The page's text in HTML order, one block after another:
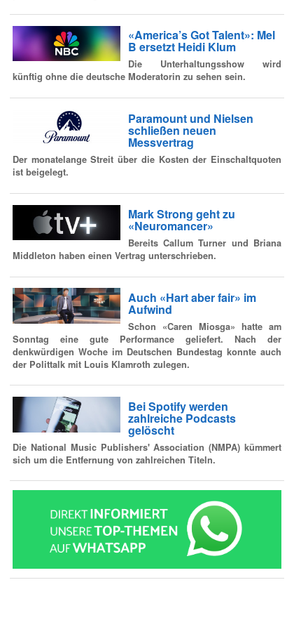
«America’s Got Talent»: Mel
B ersetzt Heidi Klum
Die Unterhaltungsshow wird
künftig ohne die deutsche Moderatorin zu sehen sein.
Paramount und Nielsen
schließen neuen
Messvertrag
Der monatelange Streit über die Kosten der Einschaltquoten
ist beigelegt.
Mark Strong geht zu
«Neuromancer»
Bereits Callum Turner und Briana
Middleton haben einen Vertrag unterschrieben.
Auch «Hart aber fair» im
Aufwind
Schon «Caren Miosga» hatte am
Sonntag eine gute Performance geliefert. Nach der
denkwürdigen Woche im Deutschen Bundestag konnte auch
der Polittalk mit Louis Klamroth zulegen.
Bei Spotify werden
zahlreiche Podcasts
gelöscht
Die National Music Publishers' Association (NMPA) kümmert
sich um die Entfernung von zahlreichen Titeln.